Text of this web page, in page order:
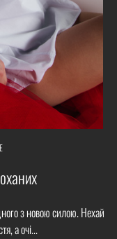
з новою силою. Нехай
а очі...